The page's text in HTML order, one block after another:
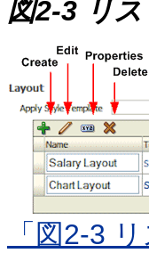
図2-3 リ
「図2-3